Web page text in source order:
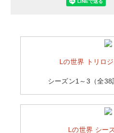
Lの世界 トリロ
シーズン1～3（全
Lの世界 シー